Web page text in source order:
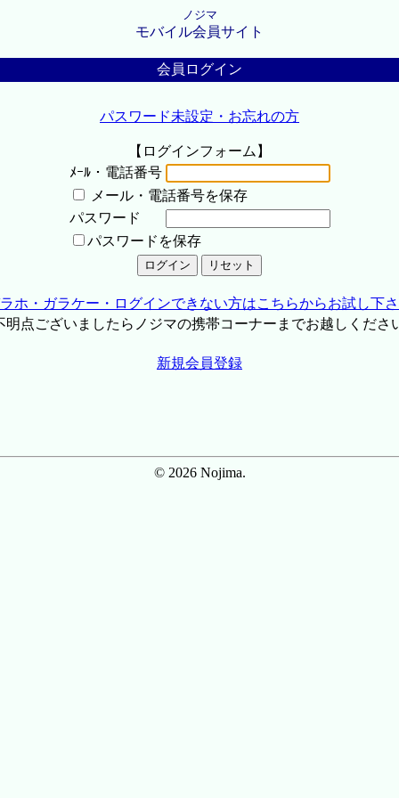
ノジマ
モバイル会員サイト
会員ログイン
パスワード未設定・お忘れの方
【ログインフォーム】
ﾒｰﾙ・電話番号
メール・電話番号を保存
パスワード
パスワードを保存
ホ・ガラケー・ログインできない方はこちらからお試し下
点ございましたらノジマの携帯コーナーまでお越しくださ
新規会員登録
© 2026 Nojima.